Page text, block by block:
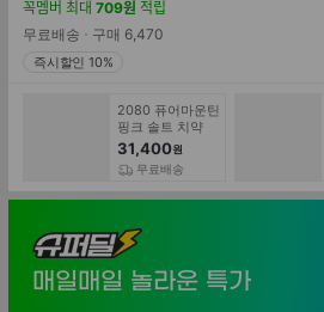
인
률
매
가
꼭멤버 최대 709원 적립
무료배송
구매 6,470
즉시할인 10%
2080 퓨어마운틴
핑크 솔트 치약
120g 12개
31,400원
무료배송
슈
퍼
매일매일 놀라운 특가